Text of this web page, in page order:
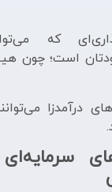
که
است؛ چون
درآمدزا
سرمایه‌ای